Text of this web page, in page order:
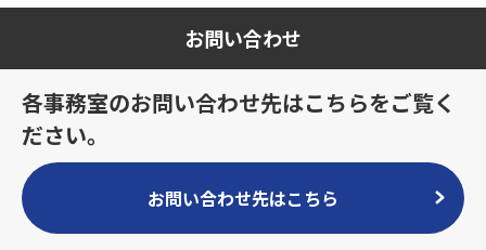
お問い合わせ
各事務室のお問い合わせ先はこちらをご覧く
ださい。
お問い合わせ先はこちら